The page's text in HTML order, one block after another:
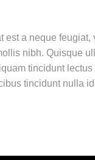
est a neque feugiat,
nibh. Quisque
tincidunt
tincidunt nulla